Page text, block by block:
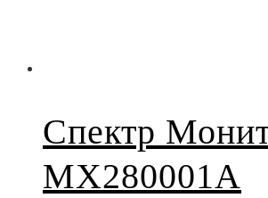
Спектр
MX280001A